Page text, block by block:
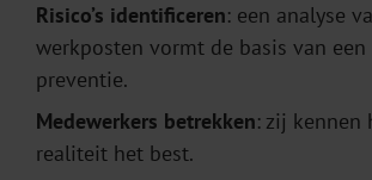
Risico’s identificeren: een analyse
werkposten vormt de basis van
preventie.
Medewerkers betrekken: zij kennen
realiteit het best.